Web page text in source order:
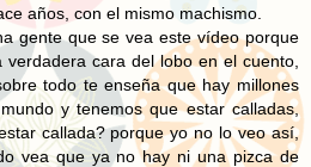
años, con el mismo machismo.
gente que se vea este vídeo porque
cara del lobo en el cuento,
todo te enseña que hay millones
y tenemos que estar calladas,
callada? porque yo no lo veo así,
vea que ya no hay ni una pizca de